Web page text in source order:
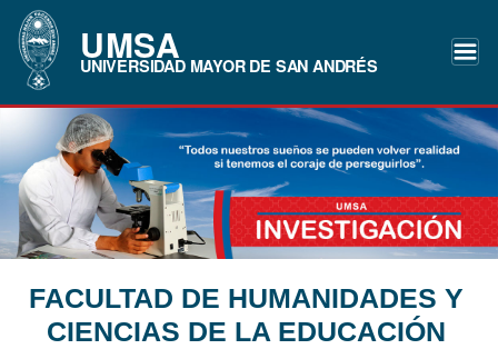
UMSA
UNIVERSIDAD MAYOR DE SAN ANDRÉS
FACULTAD DE HUMANIDADES Y
CIENCIAS DE LA EDUCACIÓN